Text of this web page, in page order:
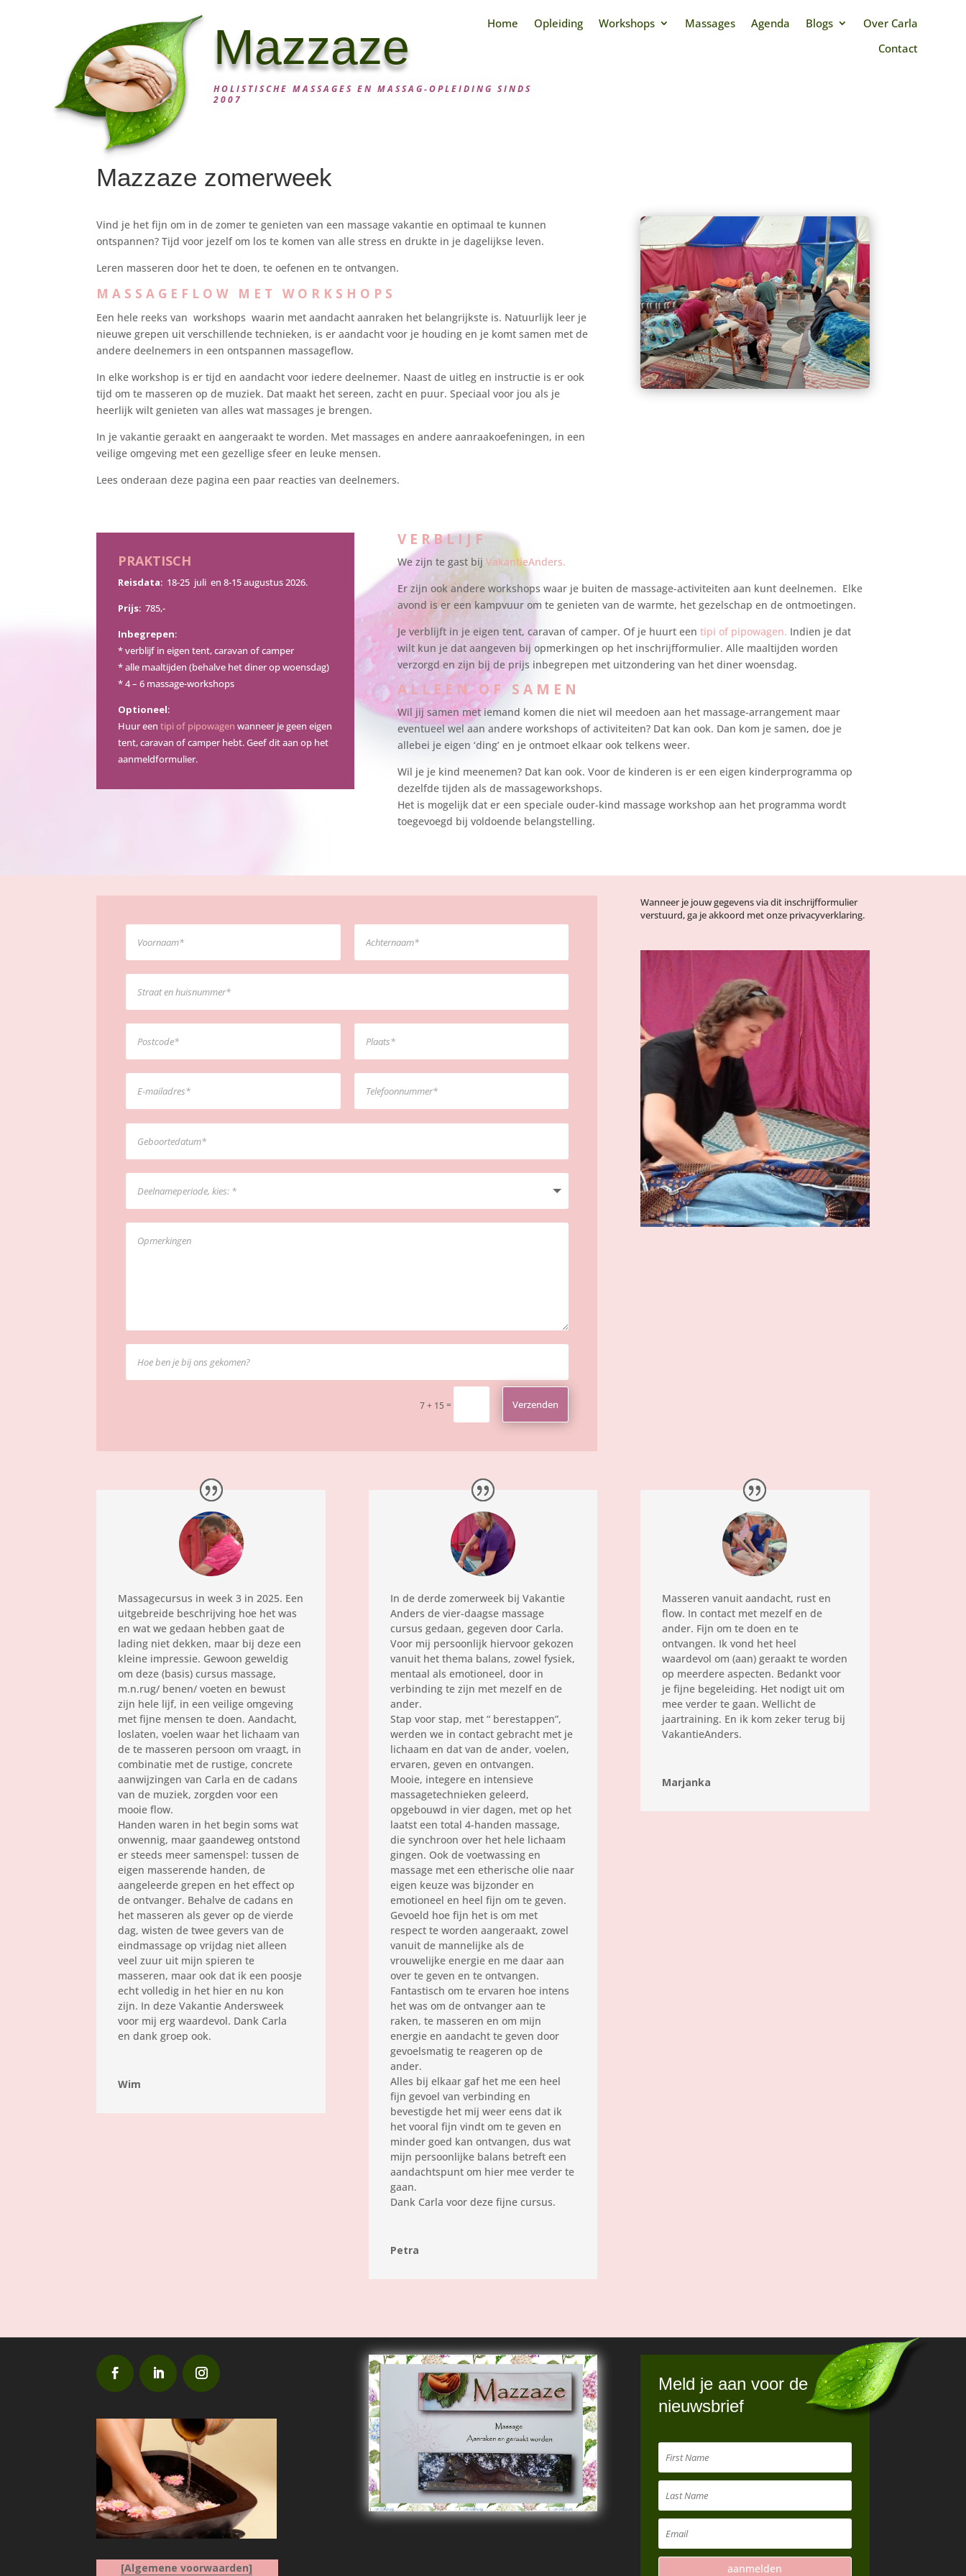
Mazzaze
HOLISTISCHE MASSAGES EN MASSAG-OPLEIDING SINDS
2007
Home Opleiding Workshops Massages Agenda Blogs
Over Carla
Contact
Mazzaze zomerweek
Vind je het fijn om in de zomer te genieten van een massage vakantie en optimaal te kunnen
ontspannen? Tijd voor jezelf om los te komen van alle stress en drukte in je dagelijkse leven.
Leren masseren door het te doen, te oefenen en te ontvangen.
MASSAGEFLOW MET WORKSHOPS
Een hele reeks van workshops waarin met aandacht aanraken het belangrijkste is. Natuurlijk leer je
nieuwe grepen uit verschillende technieken, is er aandacht voor je houding en je komt samen met de
andere deelnemers in een ontspannen massageflow.
In elke workshop is er tijd en aandacht voor iedere deelnemer. Naast de uitleg en instructie is er ook
tijd om te masseren op de muziek. Dat maakt het sereen, zacht en puur. Speciaal voor jou als je
heerlijk wilt genieten van alles wat massages je brengen.
In je vakantie geraakt en aangeraakt te worden. Met massages en andere aanraakoefeningen, in een
veilige omgeving met een gezellige sfeer en leuke mensen.
Lees onderaan deze pagina een paar reacties van deelnemers.
PRAKTISCH
Reisdata: 18-25 juli en 8-15 augustus 2026.
Prijs: 785,-
Inbegrepen:
* verblijf in eigen tent, caravan of camper
* alle maaltijden (behalve het diner op woensdag)
* 4 – 6 massage-workshops
Optioneel:
Huur een tipi of pipowagenwanneer je geen eigen
tent, caravan of camper hebt. Geef dit aan op het
aanmeldformulier.
VERBLIJF
We zijn te gast bij VakantieAnders.
Er zijn ook andere workshops waar je buiten de massage-activiteiten aan kunt deelnemen. Elke
avond is er een kampvuur om te genieten van de warmte, het gezelschap en de ontmoetingen.
Je verblijft in je eigen tent, caravan of camper. Of je huurt een tipi of pipowagen. Indien je dat
wilt kun je dat aangeven bij opmerkingen op het inschrijfformulier. Alle maaltijden worden
verzorgd en zijn bij de prijs inbegrepen met uitzondering van het diner woensdag.
ALLEEN OF SAMEN
Wil jij samen met iemand komen die niet wil meedoen aan het massage-arrangement maar
eventueel wel aan andere workshops of activiteiten? Dat kan ook. Dan kom je samen, doe je
allebei je eigen ‘ding’ en je ontmoet elkaar ook telkens weer.
Wil je je kind meenemen? Dat kan ook. Voor de kinderen is er een eigen kinderprogramma op
dezelfde tijden als de massageworkshops.
Het is mogelijk dat er een speciale ouder-kind massage workshop aan het programma wordt
toegevoegd bij voldoende belangstelling.
7 + 15= Verzenden
Wanneer je jouw gegevens via dit inschrijfformulier
verstuurd, ga je akkoord met onze privacyverklaring.
Massagecursus in week 3 in 2025. Een
uitgebreide beschrijving hoe het was
en wat we gedaan hebben gaat de
lading niet dekken, maar bij deze een
kleine impressie. Gewoon geweldig
om deze (basis) cursus massage,
m.n.rug/ benen/ voeten en bewust
zijn hele lijf, in een veilige omgeving
met fijne mensen te doen. Aandacht,
loslaten, voelen waar het lichaam van
de te masseren persoon om vraagt, in
combinatie met de rustige, concrete
aanwijzingen van Carla en de cadans
van de muziek, zorgden voor een
mooie flow.
Handen waren in het begin soms wat
onwennig, maar gaandeweg ontstond
er steeds meer samenspel: tussen de
eigen masserende handen, de
aangeleerde grepen en het effect op
de ontvanger. Behalve de cadans en
het masseren als gever op de vierde
dag, wisten de twee gevers van de
eindmassage op vrijdag niet alleen
veel zuur uit mijn spieren te
masseren, maar ook dat ik een poosje
echt volledig in het hier en nu kon
zijn. In deze Vakantie Andersweek
voor mij erg waardevol. Dank Carla
en dank groep ook.
Wim
In de derde zomerweek bij Vakantie
Anders de vier-daagse massage
cursus gedaan, gegeven door Carla.
Voor mij persoonlijk hiervoor gekozen
vanuit het thema balans, zowel fysiek,
mentaal als emotioneel, door in
verbinding te zijn met mezelf en de
ander.
Stap voor stap, met “ berestappen”,
werden we in contact gebracht met je
lichaam en dat van de ander, voelen,
ervaren, geven en ontvangen.
Mooie, integere en intensieve
massagetechnieken geleerd,
opgebouwd in vier dagen, met op het
laatst een total 4-handen massage,
die synchroon over het hele lichaam
gingen. Ook de voetwassing en
massage met een etherische olie naar
eigen keuze was bijzonder en
emotioneel en heel fijn om te geven.
Gevoeld hoe fijn het is om met
respect te worden aangeraakt, zowel
vanuit de mannelijke als de
vrouwelijke energie en me daar aan
over te geven en te ontvangen.
Fantastisch om te ervaren hoe intens
het was om de ontvanger aan te
raken, te masseren en om mijn
energie en aandacht te geven door
gevoelsmatig te reageren op de
ander.
Alles bij elkaar gaf het me een heel
fijn gevoel van verbinding en
bevestigde het mij weer eens dat ik
het vooral fijn vindt om te geven en
minder goed kan ontvangen, dus wat
mijn persoonlijke balans betreft een
aandachtspunt om hier mee verder te
gaan.
Dank Carla voor deze fijne cursus.
Petra
Masseren vanuit aandacht, rust en
flow. In contact met mezelf en de
ander. Fijn om te doen en te
ontvangen. Ik vond het heel
waardevol om (aan) geraakt te worden
op meerdere aspecten. Bedankt voor
je fijne begeleiding. Het nodigt uit om
mee verder te gaan. Wellicht de
jaartraining. En ik kom zeker terug bij
VakantieAnders.
Marjanka
[Algemene voorwaarden]
Meld je aan voor de
nieuwsbrief
aanmelden